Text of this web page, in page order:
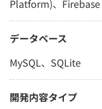
Platform)、Firebase
データベース
MySQL、SQLite
開発内容タイプ